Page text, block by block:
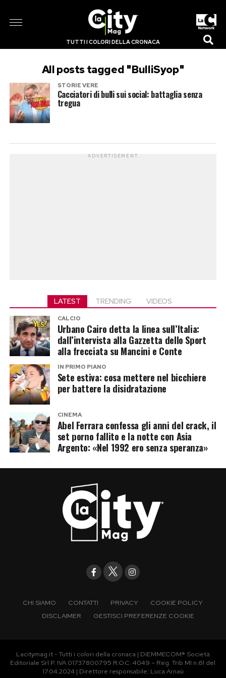
TUTTI I COLORI DELLA CRONACA
All posts tagged "BulliSyop"
STORIE VERE
Cacciatori di bulli sui social: battaglia senza
tregua
ADVERTISEMENT
LATEST TRENDING VIDEOS
CALCIO
Urbano Cairo detta la linea sull’Italia:
dall’intervista alla Gazzetta dello Sport
alla frecciata su Mancini e Conte
IN PRIMO PIANO
Sete estiva: cosa mettere nel bicchiere
per battere la disidratazione
CINEMA
Abel Ferrara confessa gli anni del crack, il
set porno fallito e la notte con Asia
Argento: «Nel 1992 ero senza speranza»
CHI SIAMO CONTATTI PRIVACY
COOKIE POLICY
DISCLAIMER
GESTISCI PREFERENZE COOKIE
Lacitymag.it - Tutti i colori della cronaca | DIEMMECOM® Società
Editoriale Srl P. IVA 01737800795 R.O.C. 4049 – Reg. Trib MI n.61 del
17.04.2024 | Direttore responsabile: Luca Arnaù